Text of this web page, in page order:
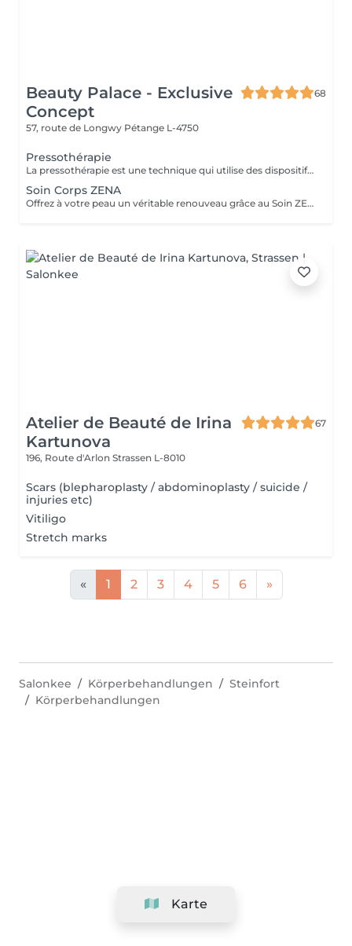
Beauty Palace - Exclusive
Concept
68
57, route de Longwy Pétange L-4750
Pressothérapie
La pressothérapie est une technique qui utilise des dispositifs gonflables pour exercer une pression séquentielle sur les jambes, les bras ou le corps. Ce traitement stimule la circulation sanguine et lymphatique, aide à réduire la rétention d'eau et les gonflements, tout en favorisant la détoxification, la relaxation et le bien-être général.
Soin Corps ZENA
Offrez à votre peau un véritable renouveau grâce au Soin ZENA Corps, un peeling 100% naturel à base de micro-algues. Ce soin innovant stimule le renouvellement cellulaire pour une peau plus lisse, plus lumineuse et visiblement plus unifiée. Idéal pour éclaircir le teint, atténuer les tâches d'acné et améliorer la texture de la peau, le soin ZENA agit en douceur sans agresser l'épiderme. Il convient à tous les types de peau, même les plus sensibles. Avant tout traitement ZENA Corps, une séance d'évaluation est obligatoire. Ce rendez-vous permet d'analyser votre peau et de définir le protocole ZENA le plus adapté selon vos besoins (éclaircissement, tâches, vergetures, texture de peau, etc...) Le traitement corporel complet sera ensuite planifié à la suite de ce diagnostique personnalisé.
Atelier de Beauté de Irina
Kartunova
67
196, Route d'Arlon Strassen L-8010
Scars (blepharoplasty / abdominoplasty / suicide /
injuries etc)
Vitiligo
Stretch marks
« 1 2 3 4 5 6 »
Karte
Salonkee Körperbehandlungen
Steinfort
Körperbehandlungen